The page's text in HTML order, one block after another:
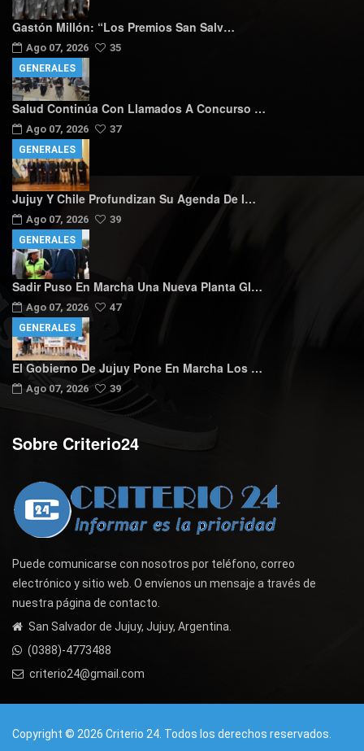
Gastón Millón: “Los Premios San Salv…
Ago 07, 2026 35
Salud Continúa Con Llamados A Concurso …
Ago 07, 2026 37
GENERALES
Jujuy Y Chile Profundizan Su Agenda De I…
Ago 07, 2026 39
GENERALES
Sadir Puso En Marcha Una Nueva Planta GI…
Ago 07, 2026 47
GENERALES
El Gobierno De Jujuy Pone En Marcha Los …
Ago 07, 2026 39
GENERALES
Sobre Criterio24
Puede comunicarse con nosotros por teléfono, correo
electrónico y sitio web. O envíenos un mensaje a través de
nuestra página de contacto.
San Salvador de Jujuy, Jujuy, Argentina.
(0388)-4773488
criterio24@gmail.com
Copyright © 2026 Criterio 24. Todos los derechos reservados.